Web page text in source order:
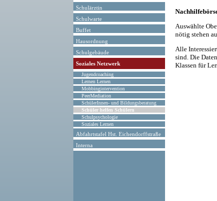
Schulärztin
Schulwarte
Buffet
Hausordnung
Schulgebäude
Soziales Netzwerk
Jugendcoaching
Lernen Lernen
Mobbingintervention
PeerMediation
SchülerInnen- und Bildungsberatung
Schüler helfen Schülern
Schulpsychologie
Soziales Lernen
Abfahrtstafel Hst. Eichendorffstraße
Interna
Auswählte
nötig stehen
Alle
sind. Die
Klassen für